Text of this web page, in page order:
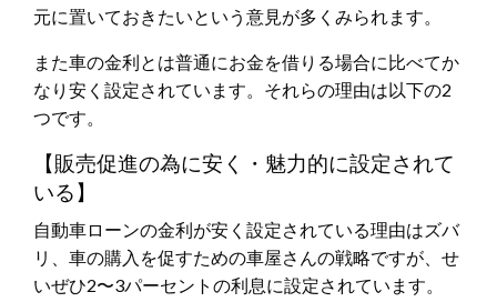
元に置いておきたいという意見が多くみられます。
また車の金利とは普通にお金を借りる場合に比べてか
なり安く設定されています。それらの理由は以下の2
つです。
【販売促進の為に安く・魅力的に設定されて
いる】
自動車ローンの金利が安く設定されている理由はズバ
リ、車の購入を促すための車屋さんの戦略ですが、せ
いぜひ2〜3パーセントの利息に設定されています。